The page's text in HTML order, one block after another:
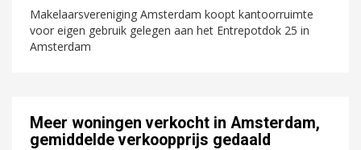
Makelaarsvereniging Amsterdam koopt kantoorruimte
voor eigen gebruik gelegen aan het Entrepotdok 25 in
Amsterdam
Meer woningen verkocht in Amsterdam,
gemiddelde verkoopprijs gedaald